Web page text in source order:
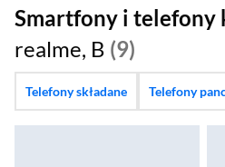
Smartfony i telefony
realme, B (9)
Telefony składane Telefony